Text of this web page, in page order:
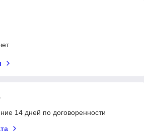
14 дней по договоренности